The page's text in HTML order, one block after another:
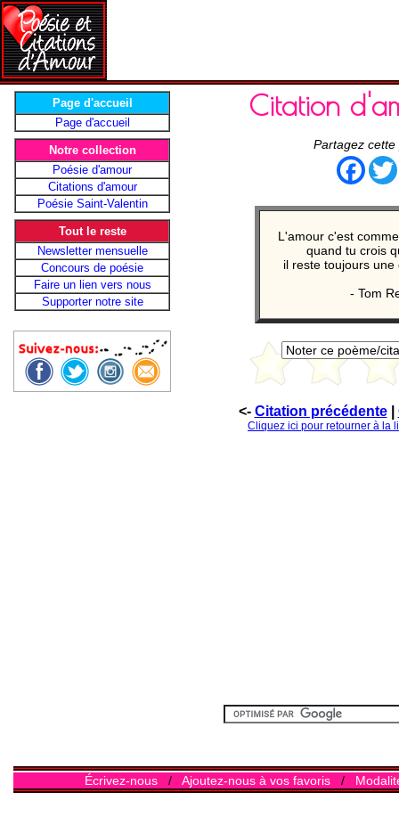
Page d'accueil
Page d'accueil
Notre collection
Poésie d'amour
Citations d'amour
Poésie Saint-Valentin
Tout le reste
Newsletter mensuelle
Concours de poésie
Faire un lien vers nous
Supporter notre site
Citation
Partagez
L'amour c'est
quand tu crois
il reste toujours
- Tom
<- Citation précédente|
Cliquez ici pour retourner à la
Écrivez-nous/ Ajoutez-nous à vos favoris/